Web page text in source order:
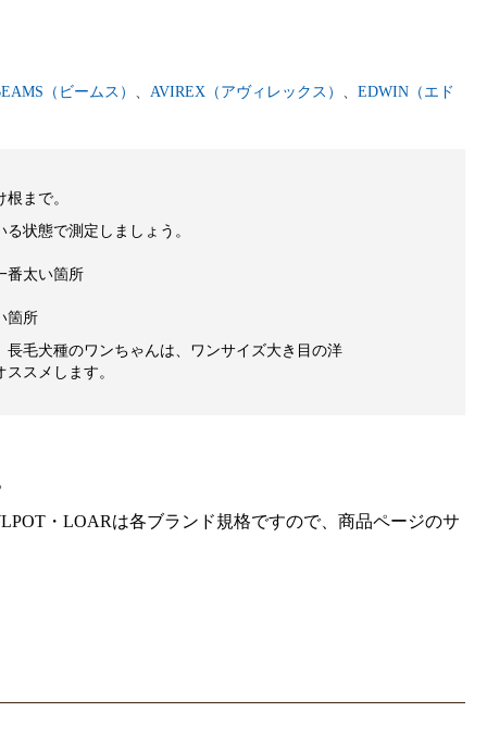
（ビームス） 、 AVIREX（アヴィレックス） 、 EDWIN（エド
まで。
状態で測定しましょう。
番太い箇所
箇所
毛犬種のワンちゃんは、ワンサイズ大き目の洋
スメします。
・LOARは各ブランド規格ですので、商品ページのサ